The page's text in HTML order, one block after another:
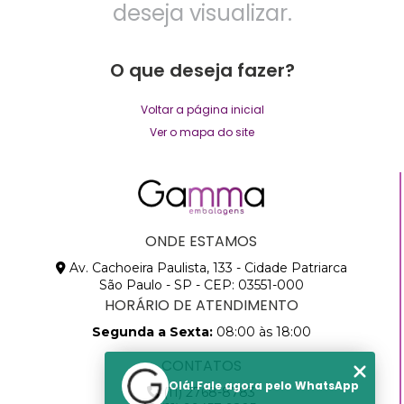
deseja visualizar.
O que deseja fazer?
Voltar a página inicial
Ver o mapa do site
ONDE ESTAMOS
Av. Cachoeira Paulista, 133 - Cidade Patriarca
São Paulo - SP - CEP: 03551-000
HORÁRIO DE ATENDIMENTO
Segunda a Sexta:08:00 às 18:00
CONTATOS
(11) 2768-8783
Olá! Fale agora pelo WhatsApp